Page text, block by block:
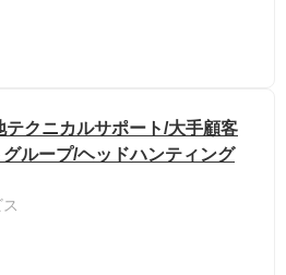
クニカルサポート/大手顧客
ループ/ヘッドハンティング